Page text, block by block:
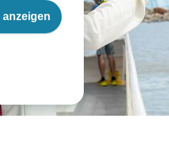
anzeigen